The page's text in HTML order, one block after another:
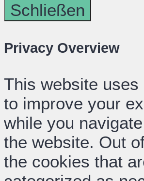
Schließen
Privacy Overview
This website uses
to improve your
while you
the website. Out
the cookies that